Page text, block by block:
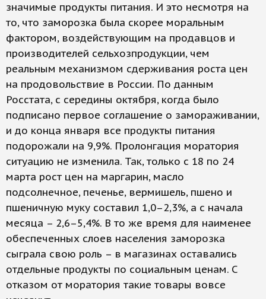
значимые продукты питания. И это несмотря на
то, что заморозка была скорее моральным
фактором, воздействующим на продавцов и
производителей сельхозпродукции, чем
реальным механизмом сдерживания роста цен
на продовольствие в России. По данным
Росстата, с середины октября, когда было
подписано первое соглашение о замораживании,
и до конца января все продукты питания
подорожали на 9,9%. Пролонгация моратория
ситуацию не изменила. Так, только с 18 по 24
марта рост цен на маргарин, масло
подсолнечное, печенье, вермишель, пшено и
пшеничную муку составил 1,0–2,3%, а с начала
месяца – 2,6–5,4%. В то же время для наименее
обеспеченных слоев населения заморозка
сыграла свою роль – в магазинах оставались
отдельные продукты по социальным ценам. С
отказом от моратория такие товары вовсе